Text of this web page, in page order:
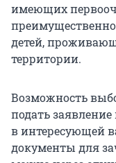
имеющих
детей,
территории.
Возможность
подать
в интересующей
документы для